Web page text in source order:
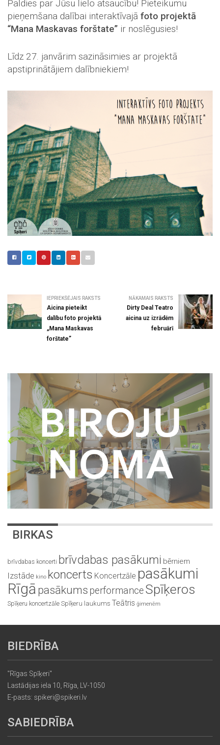
Paldies par Jūsu lielo atsaucību! Pieteikumu
pieņemšana dalībai interaktīvajā foto projektā
“Mana Maskavas forštate” ir noslēgusies!
Līdz 27. janvārim sazināsimies ar projektā
apstiprinātājiem dalībniekiem!
IEPRIEKŠĒJAIS RAKSTS
Aicina pieteikt
dalību foto projektā
„Mana Maskavas
forštate”
NĀKAMAIS RAKSTS
Dirty Deal Teatro
aicina uz izrādēm
februārī
BIRKAS
brīvdabas koncerti brīvdabas pasākumi bērniem
Izstāde kino koncerts Koncertzāle pasākumi
Rīgā pasākums performance Spīķeros
Spīķeru koncertzāle Spīķeru laukums Teātris ģimenēm
BIEDRĪBA
"Rīgas Spīķeri"
Lastādijas iela 10, Rīga, LV-1050
E-pasts: spikeri@spikeri.lv
SABIEDRĪBA